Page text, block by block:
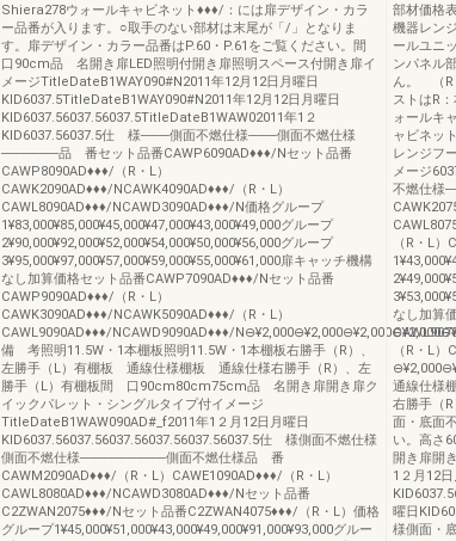
Shiera278ウォールキャビネット♦♦♦/：には扉デザイン・カラ
ー品番が入ります。○取手のない部材は末尾が「/」となりま
す。扉デザイン・カラー品番はP.60・P.61をご覧ください。間
口90cm品 名開き扉LED照明付開き扉照明スペース付開き扉イ
メージTitleDateB1WAY090#N2011年12月12日月曜日
KID6037.5TitleDateB1WAY090#N2011年12月12日月曜日
KID6037.56037.56037.5TitleDateB1WAW02011年1２
KID6037.56037.5仕 様───側面不燃仕様───側面不燃仕様
──────品 番セット品番CAWP6090AD♦♦♦/Nセット品番
CAWP8090AD♦♦♦/（R・L）
CAWK2090AD♦♦♦/NCAWK4090AD♦♦♦/（R・L）
CAWL8090AD♦♦♦/NCAWD3090AD♦♦♦/N価格グループ
1¥83,000¥85,000¥45,000¥47,000¥43,000¥49,000グループ
2¥90,000¥92,000¥52,000¥54,000¥50,000¥56,000グループ
3¥95,000¥97,000¥57,000¥59,000¥55,000¥61,000扉キャッチ機構
なし加算価格セット品番CAWP7090AD♦♦♦/Nセット品番
CAWP9090AD♦♦♦/（R・L）
CAWK3090AD♦♦♦/NCAWK5090AD♦♦♦/（R・L）
CAWL9090AD♦♦♦/NCAWD9090AD♦♦♦/
備 考照明11.5W・1本棚板照明11.5W・1本棚板右勝手（R）、
左勝手（L）有棚板 通線仕様棚板 通線仕様右勝手（R）、左
勝手（L）有棚板間 口90cm80cm75cm品 名開き扉開き扉ク
イックパレット・シングルタイプ付イメージ
TitleDateB1WAW090AD#_f2011年1２月12日月曜日
KID6037.56037.56037.56037.56037.56037.5仕 様側面不燃仕様
側面不燃仕様─────────側面不燃仕様品 番
CAWM2090AD♦♦♦/（R・L）CAWE1090AD♦♦♦/（R・L）
CAWL8080AD♦♦♦/NCAWD3080AD♦♦♦/Nセット品番
C2ZWAN2075♦♦♦/Nセット品番C2ZWAN4075♦♦♦/（R・L）価格
グループ1¥45,000¥51,000¥43,000¥49,000¥91,000¥93,000グルー
部材価格
機器レン
ールユニ
ンパネル
ん。 （R
ストはR
ォールキ
ャビネッ
レンジフ
メージ
不燃仕様
（R・L
なし加算
（R・L）
通線仕様
右勝手（
面・底面
い。高さ
開き扉開
1２月12日
曜日
様側面・